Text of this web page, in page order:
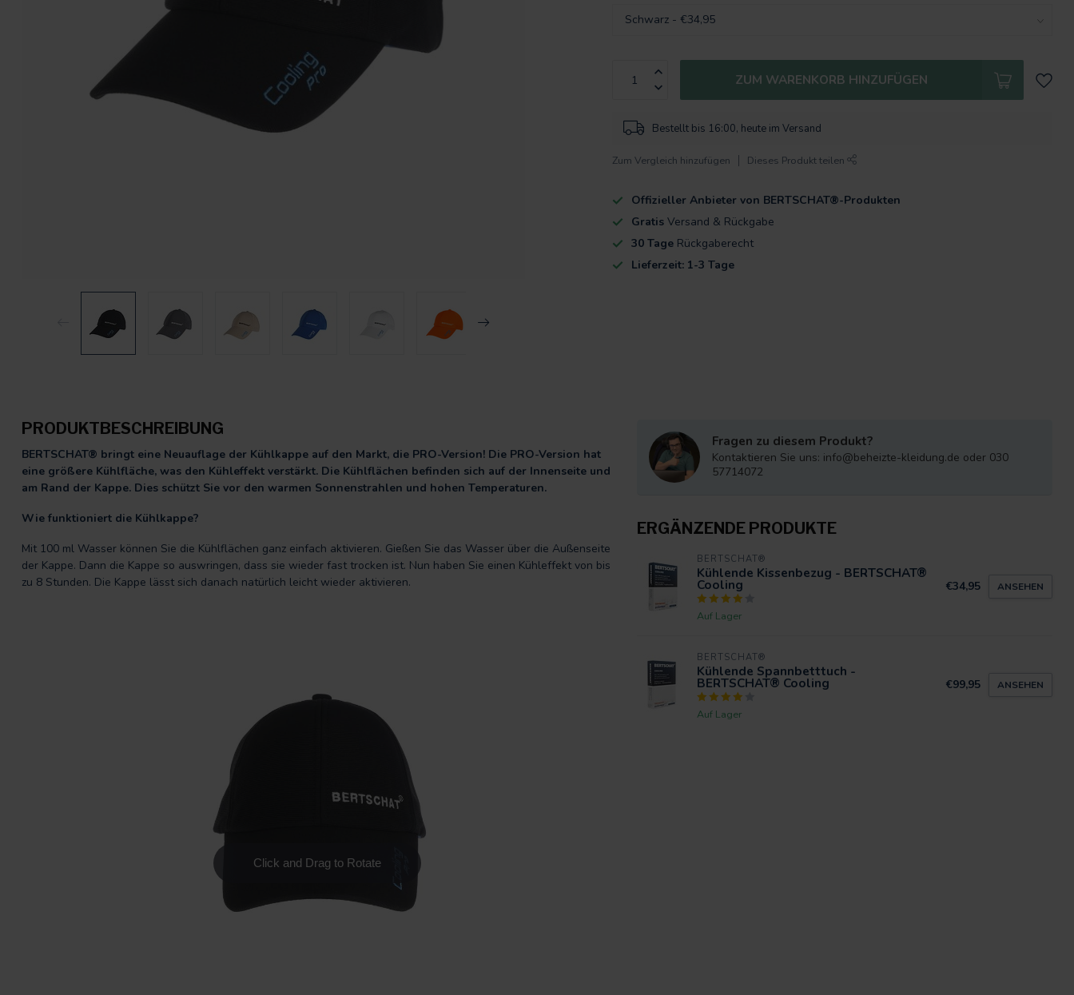
ZUM WARENKORB HINZUFÜGEN
Bestellt bis 16:00, heute im Versand
Zum Vergleich hinzufügen Dieses Produkt teilen
Offizieller Anbieter von BERTSCHAT®-Produkten
Gratis Versand & Rückgabe
30 Tage Rückgaberecht
Lieferzeit: 1-3 Tage
PRODUKTBESCHREIBUNG
BERTSCHAT® bringt eine Neuauflage der Kühlkappe auf den Markt, die PRO-Version! Die PRO-Version hat
eine größere Kühlfläche, was den Kühleffekt verstärkt. Die Kühlflächen befinden sich auf der Innenseite und
am Rand der Kappe. Dies schützt Sie vor den warmen Sonnenstrahlen und hohen Temperaturen.
Wie funktioniert die Kühlkappe?
Mit 100 ml Wasser können Sie die Kühlflächen ganz einfach aktivieren. Gießen Sie das Wasser über die Außenseite
der Kappe. Dann die Kappe so auswringen, dass sie wieder fast trocken ist. Nun haben Sie einen Kühleffekt von bis
zu 8 Stunden. Die Kappe lässt sich danach natürlich leicht wieder aktivieren.
Fragen zu diesem Produkt?
Kontaktieren Sie uns: info@beheizte-kleidung.de oder 030
57714072
ERGÄNZENDE PRODUKTE
BERTSCHAT®
Kühlende Kissenbezug - BERTSCHAT®
Cooling
Auf Lager
€34,95 ANSEHEN
BERTSCHAT®
Kühlende Spannbetttuch -
BERTSCHAT® Cooling
Auf Lager
€99,95 ANSEHEN